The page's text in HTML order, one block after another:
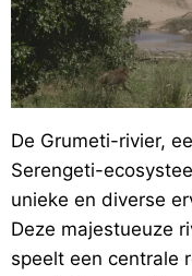
De Grumeti-rivier,
Serengeti-
unieke en diverse
Deze majestueuze
speelt een centrale